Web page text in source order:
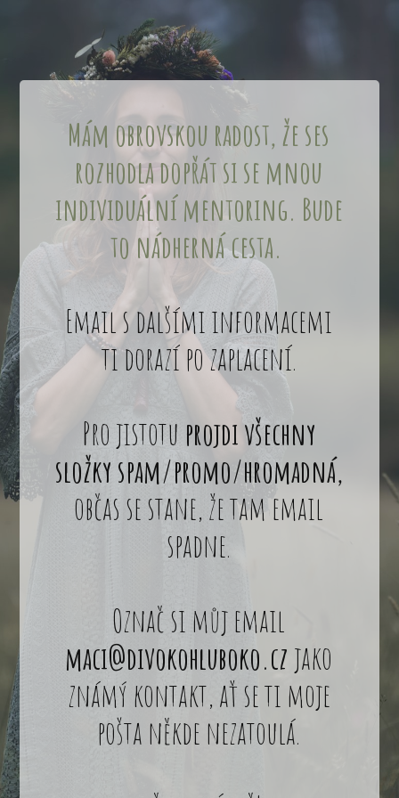
Mám obrovskou radost, že ses
rozhodla dopřát si se mnou
individuální mentoring. Bude
to nádherná cesta.
Email s dalšími informacemi
ti dorazí po zaplacení.
Pro jistotu projdi všechny
složky spam/promo/hromadná,
občas se stane, že tam email
spadne.
Označ si můj email
maci@divokohluboko.cz jako
známý kontakt, ať se ti moje
pošta někde nezatoulá.